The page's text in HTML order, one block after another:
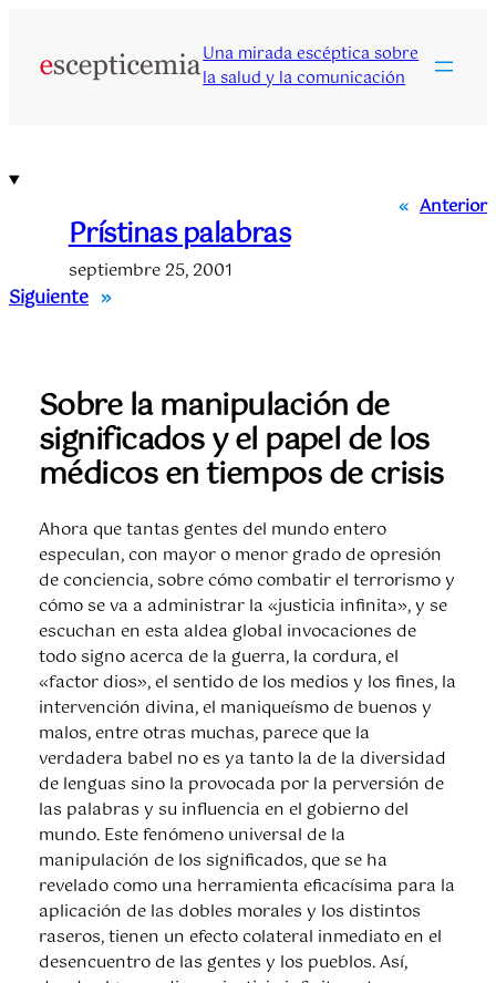
contenido
Una mirada escéptica sobre
la salud y la comunicación
« Anterior
Prístinas palabras
septiembre 25, 2001
Siguiente »
Sobre la manipulación de
significados y el papel de los
médicos en tiempos de crisis
Ahora que tantas gentes del mundo entero
especulan, con mayor o menor grado de opresión
de conciencia, sobre cómo combatir el terrorismo y
cómo se va a administrar la «justicia infinita», y se
escuchan en esta aldea global invocaciones de
todo signo acerca de la guerra, la cordura, el
«factor dios», el sentido de los medios y los fines, la
intervención divina, el maniqueísmo de buenos y
malos, entre otras muchas, parece que la
verdadera babel no es ya tanto la de la diversidad
de lenguas sino la provocada por la perversión de
las palabras y su influencia en el gobierno del
mundo. Este fenómeno universal de la
manipulación de los significados, que se ha
revelado como una herramienta eficacísima para la
aplicación de las dobles morales y los distintos
raseros, tienen un efecto colateral inmediato en el
desencuentro de las gentes y los pueblos. Así,